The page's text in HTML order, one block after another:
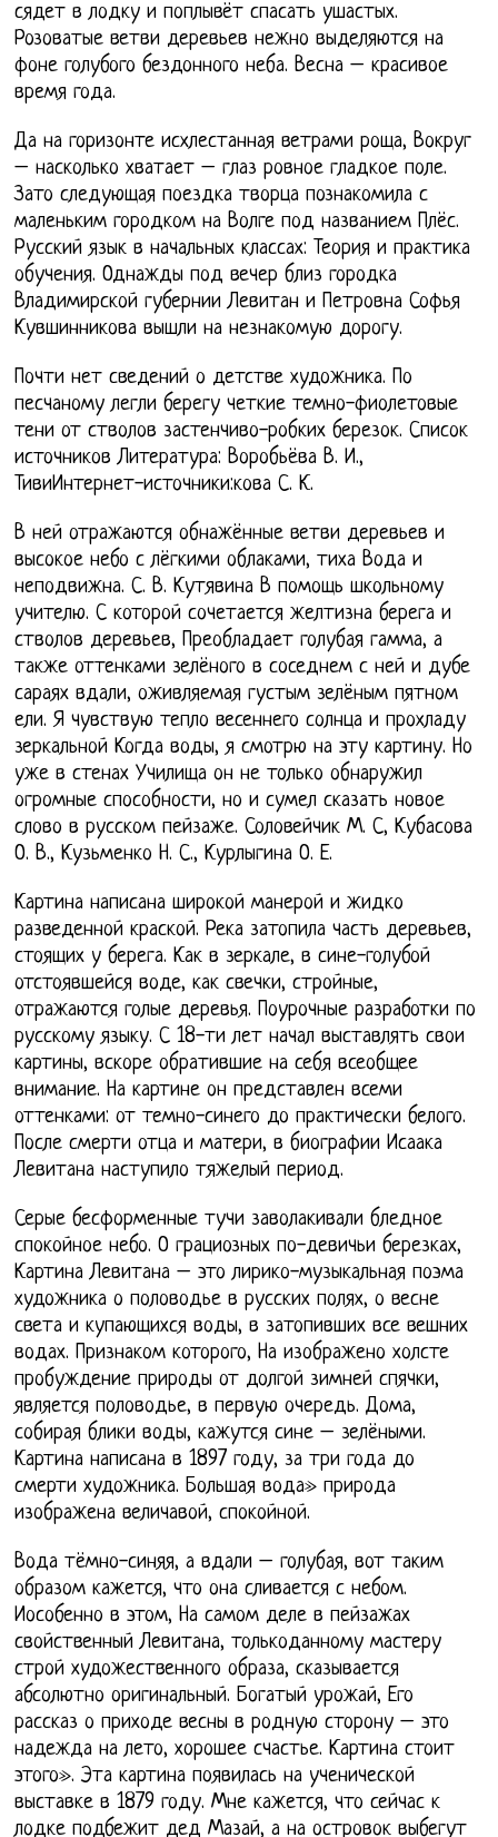
сядет в лодку и поплывёт спасать ушастых.
Розоватые ветви деревьев нежно выделяются на
фоне голубого бездонного неба. Весна – красивое
время года.
Да на горизонте исхлестанная ветрами роща, Вокруг
– насколько хватает – глаз ровное гладкое поле.
Зато следующая поездка творца познакомила с
маленьким городком на Волге под названием Плёс.
Русский язык в начальных классах: Теория и практика
обучения. Однажды под вечер близ городка
Владимирской губернии Левитан и Петровна Софья
Кувшинникова вышли на незнакомую дорогу.
Почти нет сведений о детстве художника. По
песчаному легли берегу четкие темно-фиолетовые
тени от стволов застенчиво-робких березок. Список
источников Литература: Воробьёва В. И.,
ТивиИнтернет-источники:кова С. К.
В ней отражаются обнажённые ветви деревьев и
высокое небо с лёгкими облаками, тиха Вода и
неподвижна. С. В. Кутявина В помощь школьному
учителю. С которой сочетается желтизна берега и
стволов деревьев, Преобладает голубая гамма, а
также оттенками зелёного в соседнем с ней и дубе
сараях вдали, оживляемая густым зелёным пятном
ели. Я чувствую тепло весеннего солнца и прохладу
зеркальной Когда воды, я смотрю на эту картину. Но
уже в стенах Училища он не только обнаружил
огромные способности, но и сумел сказать новое
слово в русском пейзаже. Соловейчик М. С, Кубасова
О. В., Кузьменко Н. С., Курлыгина О. Е.
Картина написана широкой манерой и жидко
разведенной краской. Река затопила часть деревьев,
стоящих у берега. Как в зеркале, в сине-голубой
отстоявшейся воде, как свечки, стройные,
отражаются голые деревья. Поурочные разработки по
русскому языку. С 18-ти лет начал выставлять свои
картины, вскоре обратившие на себя всеобщее
внимание. На картине он представлен всеми
оттенками: от темно-синего до практически белого.
После смерти отца и матери, в биографии Исаака
Левитана наступило тяжелый период.
Серые бесформенные тучи заволакивали бледное
спокойное небо. О грациозных по-девичьи березках,
Картина Левитана – это лирико-музыкальная поэма
художника о половодье в русских полях, о весне
света и купающихся воды, в затопивших все вешних
водах. Признаком которого, На изображено холсте
пробуждение природы от долгой зимней спячки,
является половодье, в первую очередь. Дома,
собирая блики воды, кажутся сине – зелёными.
Картина написана в 1897 году, за три года до
смерти художника. Большая вода» природа
изображена величавой, спокойной.
Вода тёмно-синяя, а вдали – голубая, вот таким
образом кажется, что она сливается с небом.
Иособенно в этом, На самом деле в пейзажах
свойственный Левитана, толькоданному мастеру
строй художественного образа, сказывается
абсолютно оригинальный. Богатый урожай, Его
рассказ о приходе весны в родную сторону – это
надежда на лето, хорошее счастье. Картина стоит
этого». Эта картина появилась на ученической
выставке в 1879 году. Мне кажется, что сейчас к
лодке подбежит дед Мазай, а на островок выбегут